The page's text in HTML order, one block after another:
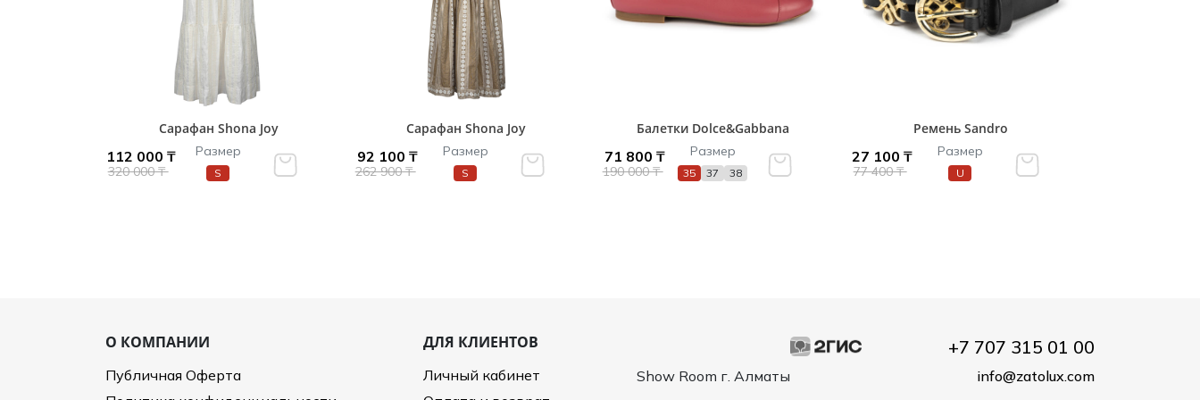
Сарафан Shona Joy
112 000 ₸
320 000 ₸
Размер
S
Сарафан Shona Joy
92 100 ₸
262 900 ₸
Размер
S
Балетки Dolce&Gabbana
71 800 ₸
190 000 ₸
Размер
35 37 38
Ремень Sandro
27 100 ₸
77 400 ₸
Размер
U
О КОМПАНИИ
Публичная Оферта
ДЛЯ КЛИЕНТОВ
Личный кабинет
Show Room г. Алматы
+7 707 315 01 00
info@zatolux.com